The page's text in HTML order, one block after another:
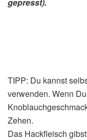
TIPP: Du kannst
verwenden. Wenn
Zehen.
Das Hackfleisch